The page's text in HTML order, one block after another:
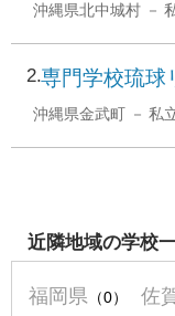
沖縄県北中城村
2 専門学校琉球
沖縄県金武町 私
近隣地域の学校
福岡県 （0） 佐